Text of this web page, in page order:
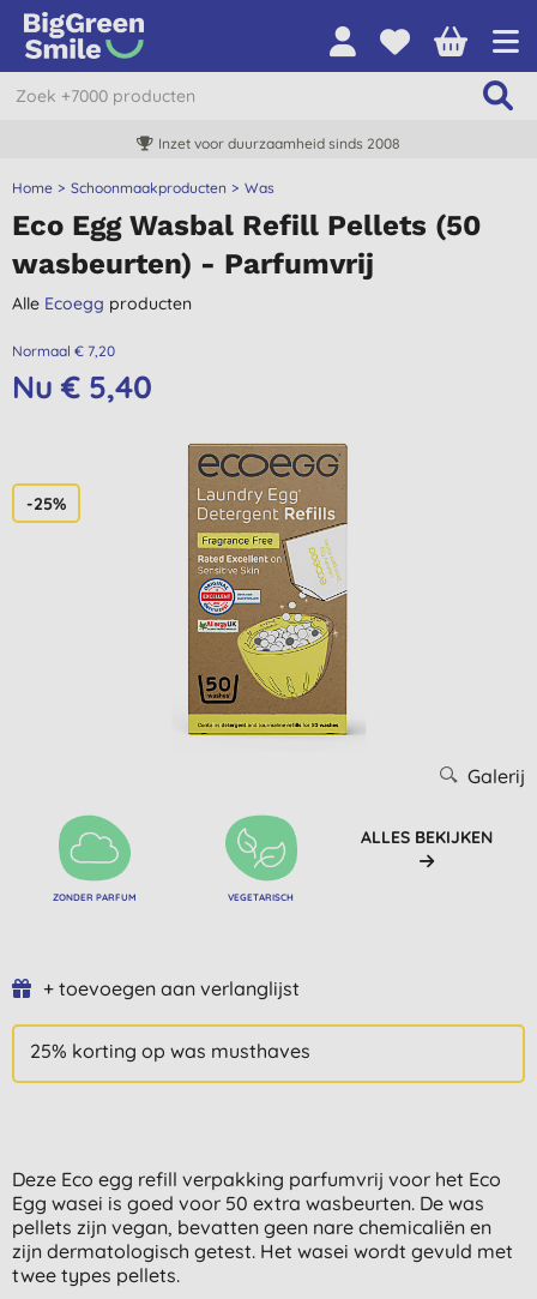
Inzet voor duurzaamheid sinds 2008
Home Schoonmaakproducten Was
Eco Egg Wasbal Refill Pellets (50
wasbeurten) - Parfumvrij
Alle Ecoegg producten
Normaal € 7,20
Nu € 5,40
-25%
Galerij
ZONDER PARFUM VEGETARISCH
ALLES BEKIJKEN
+ toevoegen aan verlanglijst
25% korting op was musthaves
Deze Eco egg refill verpakking parfumvrij voor het Eco
Egg wasei is goed voor 50 extra wasbeurten. De was
pellets zijn vegan, bevatten geen nare chemicaliën en
zijn dermatologisch getest. Het wasei wordt gevuld met
twee types pellets.